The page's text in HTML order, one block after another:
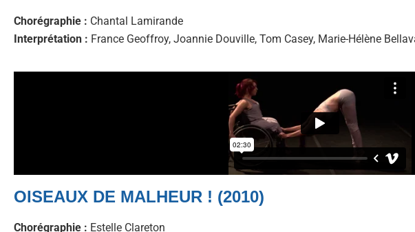
Chorégraphie : Chantal Lamirande
Interprétation : France Geoffroy, Joannie Douville, Tom Casey, Marie-Hélène
OISEAUX DE MALHEUR ! (2010)
Chorégraphie : Estelle Clareton